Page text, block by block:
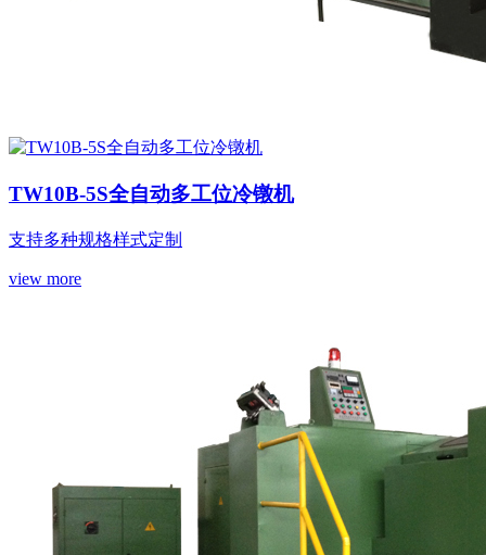
TW10B-5S全自动多工位冷镦机
支持多种规格样式定制
view more